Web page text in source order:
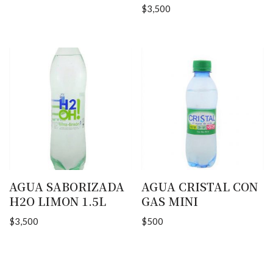
$3,500
AGUA SABORIZADA
H2O LIMON 1.5L
$3,500
AGUA CRISTAL CON
GAS MINI
$500